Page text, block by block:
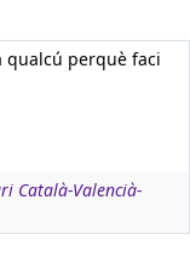
qualcú perquè faci
Català-Valencià-